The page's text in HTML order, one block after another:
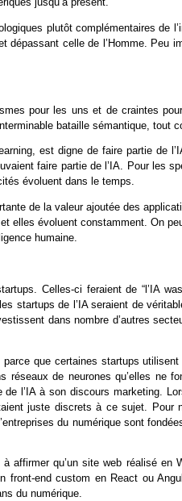
plutôt complémentaires de
dépassant celle de l’Homme. Peu
pour les uns et de craintes
bataille sémantique, tout
est digne de faire partie de
faire partie de l’IA. Pour les
évoluent dans le temps.
de la valeur ajoutée des
elles évoluent constamment. On
humaine.
Celles-ci feraient de “l’IA
startups de l’IA seraient de
dans nombre d’autres
que certaines startups
de neurones qu’elles ne
l’IA à son discours marketing.
juste discrets à ce sujet. Pour
du numérique sont
affirmer qu’un site web réalisé en
end custom en React ou
du numérique.